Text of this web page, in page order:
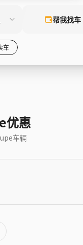
帮我找车
车
优惠
车辆